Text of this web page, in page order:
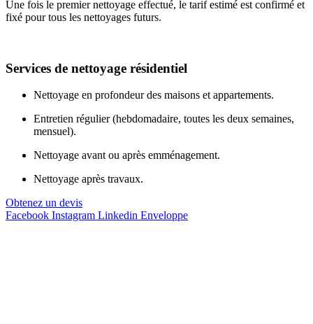
Une fois le premier nettoyage effectué, le tarif estimé est confirmé et
fixé pour tous les nettoyages futurs.
Services de nettoyage résidentiel
Nettoyage en profondeur des maisons et appartements.
Entretien régulier (hebdomadaire, toutes les deux semaines,
mensuel).
Nettoyage avant ou après emménagement.
Nettoyage après travaux.
Obtenez un devis
Facebook Instagram Linkedin Enveloppe